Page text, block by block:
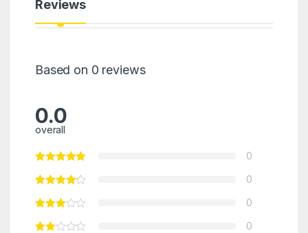
Reviews
Based on 0 reviews
0.0
overall
0
0
0
0